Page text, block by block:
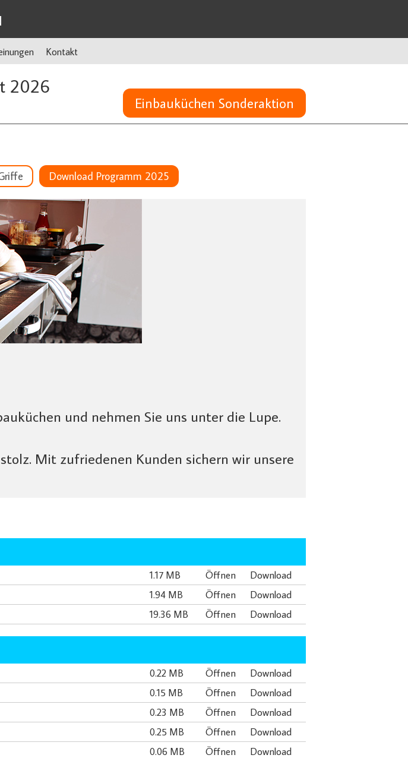
Kontakt
2026
Einbauküchen Sonderaktion
Download Programm 2025
und nehmen Sie uns unter die Lupe.
Mit zufriedenen Kunden sichern wir unsere
1.17 MB Öffnen Download
1.94 MB Öffnen Download
19.36 MB Öffnen Download
0.22 MB Öffnen Download
0.15 MB Öffnen Download
0.23 MB Öffnen Download
0.25 MB Öffnen Download
0.06 MB Öffnen Download